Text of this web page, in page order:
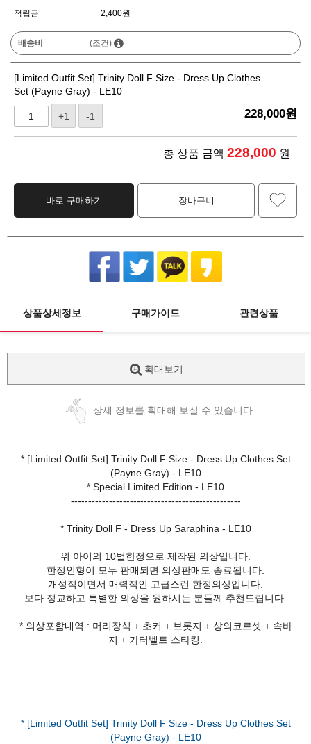
적립금 2,400원
배송비 (조건)
[Limited Outfit Set] Trinity Doll F Size - Dress Up Clothes
Set (Payne Gray) - LE10
+1 -1 228,000원
총 상품 금액 228,000 원
바로 구매하기 장바구니
상품상세정보 구매가이드 관련상품
확대보기
상세 정보를 확대해 보실 수 있습니다
* [Limited Outfit Set] Trinity Doll F Size - Dress Up Clothes Set
(Payne Gray) - LE10
* Special Limited Edition - LE10
-------------------------------------------------
* Trinity Doll F - Dress Up Saraphina - LE10
위 아이의 10벌한정으로 제작된 의상입니다.
한정인형이 모두 판매되면 의상판매도 종료됩니다.
개성적이면서 매력적인 고급스런 한정의상입니다.
보다 정교하고 특별한 의상을 원하시는 분들께 추천드립니다.
* 의상포함내역 : 머리장식 + 초커 + 브롯지 + 상의코르셋 + 속바
지 + 가터벨트 스타킹.
* [Limited Outfit Set] Trinity Doll F Size - Dress Up Clothes Set
(Payne Gray) - LE10